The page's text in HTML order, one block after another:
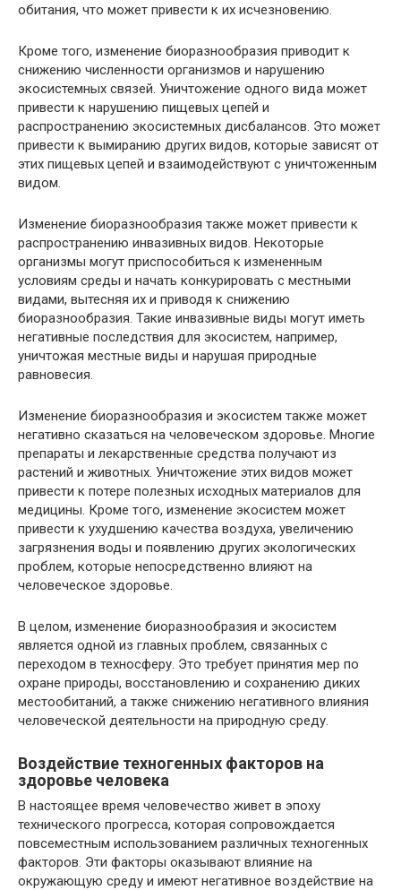
обитания, что может привести к их исчезновению.
Кроме того, изменение биоразнообразия приводит к
снижению численности организмов и нарушению
экосистемных связей. Уничтожение одного вида может
привести к нарушению пищевых цепей и
распространению экосистемных дисбалансов. Это может
привести к вымиранию других видов, которые зависят от
этих пищевых цепей и взаимодействуют с уничтоженным
видом.
Изменение биоразнообразия также может привести к
распространению инвазивных видов. Некоторые
организмы могут приспособиться к измененным
условиям среды и начать конкурировать с местными
видами, вытесняя их и приводя к снижению
биоразнообразия. Такие инвазивные виды могут иметь
негативные последствия для экосистем, например,
уничтожая местные виды и нарушая природные
равновесия.
Изменение биоразнообразия и экосистем также может
негативно сказаться на человеческом здоровье. Многие
препараты и лекарственные средства получают из
растений и животных. Уничтожение этих видов может
привести к потере полезных исходных материалов для
медицины. Кроме того, изменение экосистем может
привести к ухудшению качества воздуха, увеличению
загрязнения воды и появлению других экологических
проблем, которые непосредственно влияют на
человеческое здоровье.
В целом, изменение биоразнообразия и экосистем
является одной из главных проблем, связанных с
переходом в техносферу. Это требует принятия мер по
охране природы, восстановлению и сохранению диких
местообитаний, а также снижению негативного влияния
человеческой деятельности на природную среду.
Воздействие техногенных факторов на
здоровье человека
В настоящее время человечество живет в эпоху
технического прогресса, которая сопровождается
повсеместным использованием различных техногенных
факторов. Эти факторы оказывают влияние на
окружающую среду и имеют негативное воздействие на